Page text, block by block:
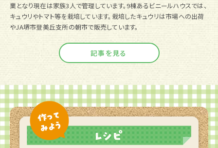
業となり現在は家族3人で管理しています。9棟あるビニールハウスでは、
キュウリやトマト等を栽培しています。栽培したキュウリは市場への出荷
やJA堺市登美丘支所の朝市で販売しています。
記事を見る